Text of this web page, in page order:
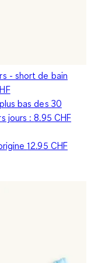
- short de bain
bas des 30
jours :8.95 CHF
12.95 CHF